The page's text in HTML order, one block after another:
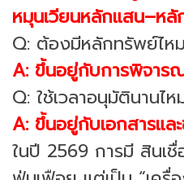
หมุนเวียนหลักแสน–หลั
Q: ต้องมีหลักทรัพย์ไห
A: ขึ้นอยู่กับการพิจาร
Q: ใช้เวลาอนุมัตินานไห
A: ขึ้นอยู่กับเอกสารแล
ในปี 2569 การมี สินเชื่